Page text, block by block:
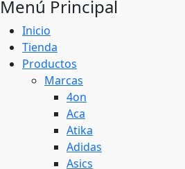
Menú Principal
Inicio
Tienda
Productos
Marcas
4on
Aca
Atika
Adidas
Asics